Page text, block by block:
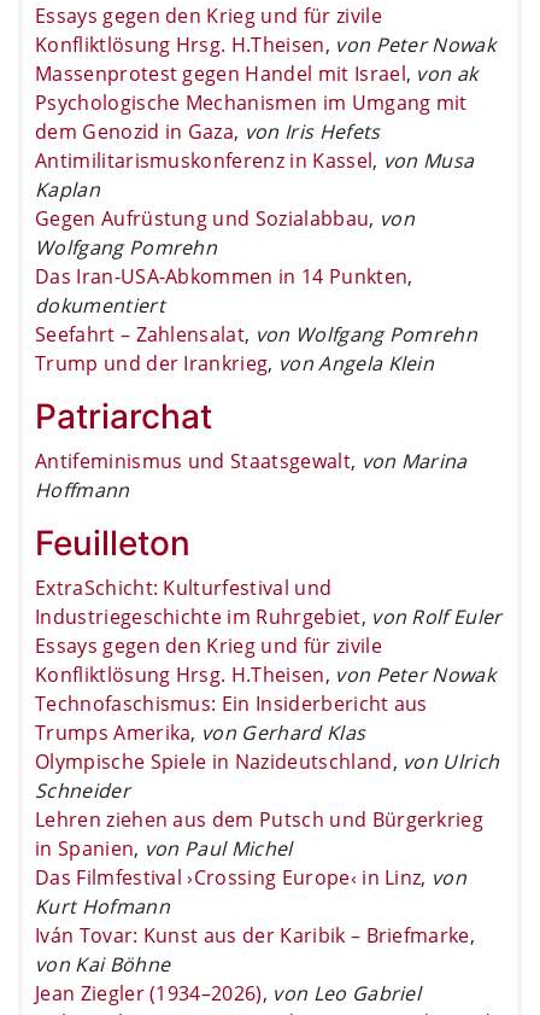
Essays gegen den Krieg und für zivile
Konfliktlösung Hrsg. H.Theisen, von Peter Nowak
Massenprotest gegen Handel mit Israel, von ak
Psychologische Mechanismen im Umgang mit
dem Genozid in Gaza, von Iris Hefets
Antimilitarismuskonferenz in Kassel, von Musa
Kaplan
Gegen Aufrüstung und Sozialabbau, von
Wolfgang Pomrehn
Das Iran-USA-Abkommen in 14 Punkten,
dokumentiert
Seefahrt – Zahlensalat, von Wolfgang Pomrehn
Trump und der Irankrieg, von Angela Klein
Patriarchat
Antifeminismus und Staatsgewalt, von Marina
Hoffmann
Feuilleton
ExtraSchicht: Kulturfestival und
Industriegeschichte im Ruhrgebiet, von Rolf Euler
Essays gegen den Krieg und für zivile
Konfliktlösung Hrsg. H.Theisen, von Peter Nowak
Technofaschismus: Ein Insiderbericht aus
Trumps Amerika, von Gerhard Klas
Olympische Spiele in Nazideutschland, von Ulrich
Schneider
Lehren ziehen aus dem Putsch und Bürgerkrieg
in Spanien, von Paul Michel
Das Filmfestival ›Crossing Europe‹ in Linz, von
Kurt Hofmann
Iván Tovar: Kunst aus der Karibik – Briefmarke,
von Kai Böhne
Jean Ziegler (1934–2026), von Leo Gabriel